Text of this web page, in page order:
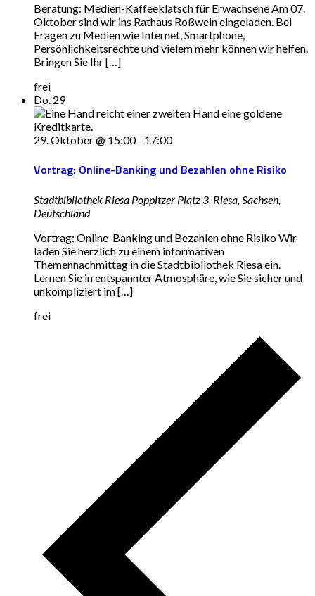
Beratung: Medien-Kaffeeklatsch für Erwachsene Am 07.
Oktober sind wir ins Rathaus Roßwein eingeladen. Bei
Fragen zu Medien wie Internet, Smartphone,
Persönlichkeitsrechte und vielem mehr können wir helfen.
Bringen Sie Ihr […]
frei
Do. 29
29. Oktober @ 15:00- 17:00
Vortrag: Online-Banking und Bezahlen ohne Risiko
Stadtbibliothek Riesa Poppitzer Platz 3, Riesa, Sachsen,
Deutschland
Vortrag: Online-Banking und Bezahlen ohne Risiko Wir
laden Sie herzlich zu einem informativen
Themennachmittag in die Stadtbibliothek Riesa ein.
Lernen Sie in entspannter Atmosphäre, wie Sie sicher und
unkompliziert im […]
frei